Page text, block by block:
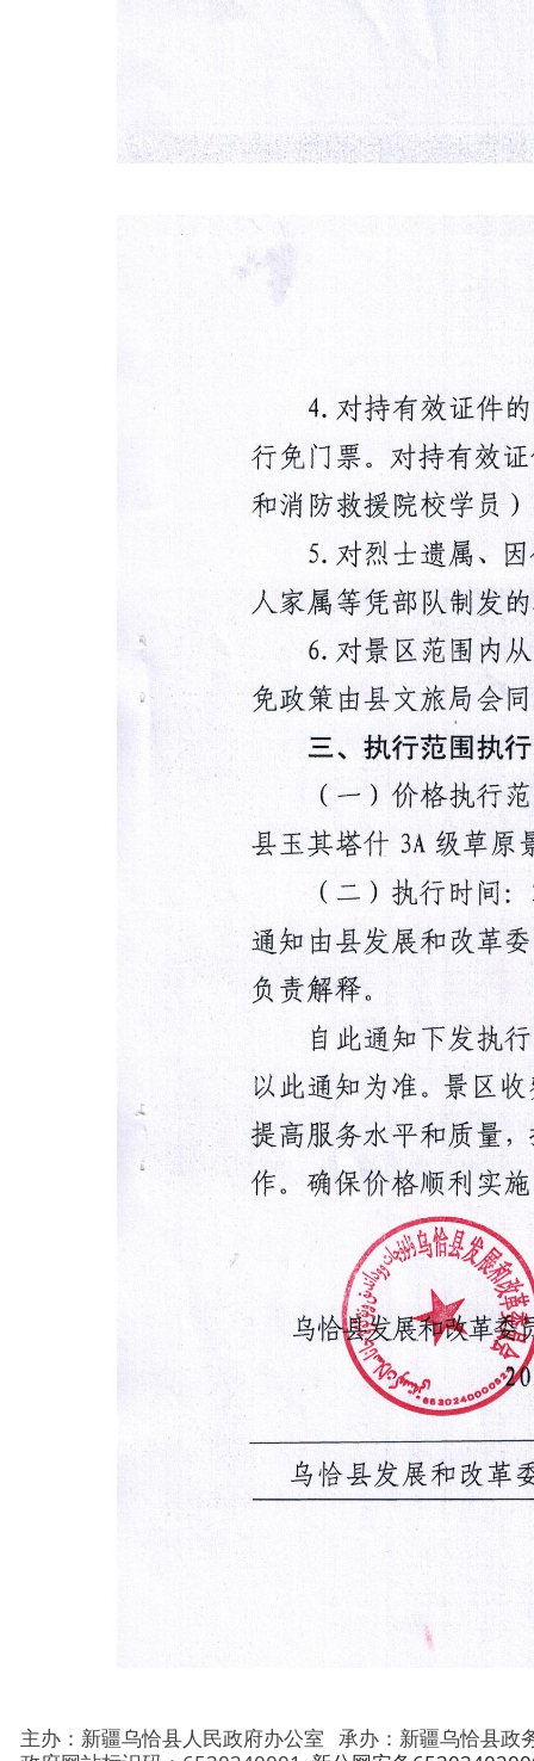
主办：新疆乌恰县人民政府办公室
承办：新疆乌恰县政务服务
政府网站标识码：6530240001新公网安备65302402000101号
地 址：新疆克州乌恰县光明路1号联系电话：0908-4621030 法